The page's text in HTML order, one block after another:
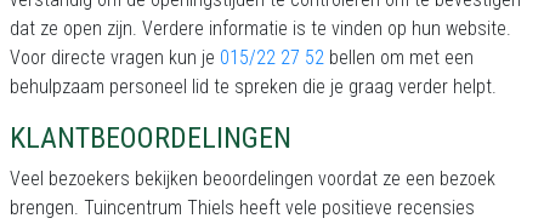
dat ze open zijn. Verdere informatie is te vinden op hun website.
Voor directe vragen kun je 015/22 27 52 bellen om met een
behulpzaam personeel lid te spreken die je graag verder helpt.
KLANTBEOORDELINGEN
Veel bezoekers bekijken beoordelingen voordat ze een bezoek
brengen. Tuincentrum Thiels heeft vele positieve recensies